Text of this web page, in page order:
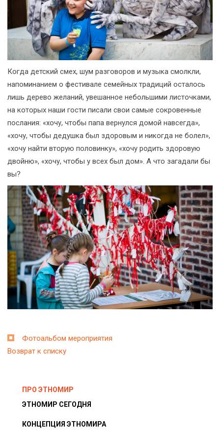
Когда детский смех, шум разговоров и музыка смолкли,
напоминанием о фестивале семейных традиций осталось
лишь дерево желаний, увешанное небольшими листочками,
на которых наши гости писали свои самые сокровенные
послания: «хочу, чтобы папа вернулся домой навсегда»,
«хочу, чтобы дедушка был здоровым и никогда не болел»,
«хочу найти вторую половинку», «хочу родить здоровую
двойню», «хочу, чтобы у всех был дом». А что загадали бы
вы?
Фотоальбом мероприятия
Возврат к списку
ПРО ЭТНОМИР
ЭТНОМИР СЕГОДНЯ
КОНЦЕПЦИЯ ЭТНОМИРА